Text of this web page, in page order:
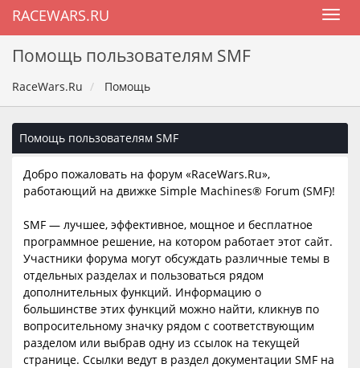
RACEWARS.RU
Помощь пользователям SMF
RaceWars.Ru Помощь
Помощь пользователям SMF
Добро пожаловать на форум «RaceWars.Ru»,
работающий на движке Simple Machines® Forum (SMF)!
SMF — лучшее, эффективное, мощное и бесплатное
программное решение, на котором работает этот сайт.
Участники форума могут обсуждать различные темы в
отдельных разделах и пользоваться рядом
дополнительных функций. Информацию о
большинстве этих функций можно найти, кликнув по
вопросительному значку рядом с соответствующим
разделом или выбрав одну из ссылок на текущей
странице. Ссылки ведут в раздел документации SMF на